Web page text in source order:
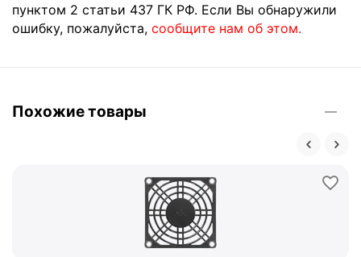
пунктом 2 статьи 437 ГК РФ. Если Вы обнаружили
ошибку, пожалуйста, сообщите нам об этом.
Похожие товары